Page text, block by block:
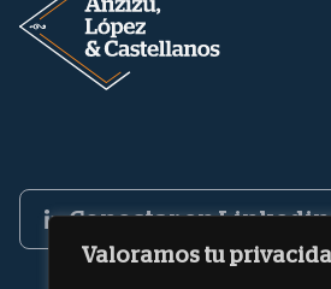
Valoramos tu
Conectar en Linkedin